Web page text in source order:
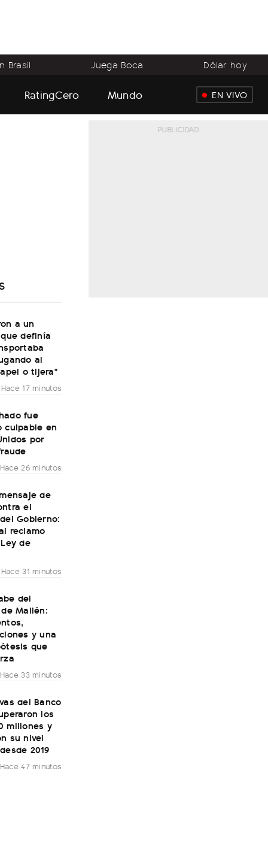
Brasil Juega Boca Dólar hoy
RatingCero Mundo EN VIVO
a un
definía
al
o tijera"
Hace 17 minutos
fue
culpable en
por
Hace 26 minutos
de
el
Gobierno:
reclamo
de
Hace 31 minutos
del
Mailén:
y una
que
Hace 33 minutos
del Banco
los
millones y
su nivel
2019
Hace 47 minutos